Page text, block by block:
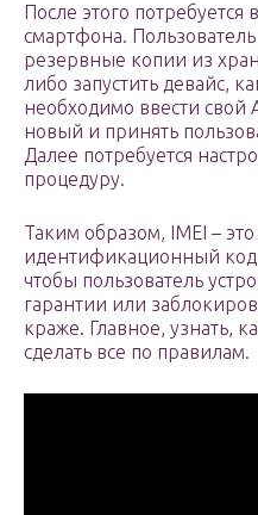
После этого потребуется
смартфона.
резервные копии из
либо запустить девайс,
необходимо ввести свой
новый и принять
Далее потребуется
процедуру.
Таким образом, IMEI –
идентификационный
чтобы пользователь
гарантии или
краже. Главное, узнать,
сделать все по правилам.